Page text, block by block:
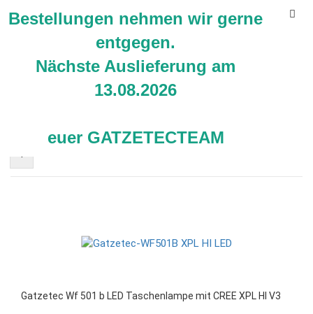
Bestellungen nehmen wir gerne
entgegen.
Nächste Auslieferung am
13.08.2026
euer GATZETECTEAM
Gatzetec Wf 501 b LED Taschenlampe mit CREE XPL HI V3